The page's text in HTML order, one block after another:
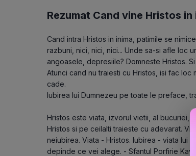
Rezumat Cand vine Hristos
Cand intra Hristos in inima, patimile se
razbuni, nici, nici, nici... Unde sa-si afle loc
angoasele, depresiile? Domneste Hristos.
Atunci cand nu traiesti cu Hristos, isi fac loc
cade.
Iubirea lui Dumnezeu pe toate le preface,
Hristos este viata, izvorul vietii, al bucuriei,
Hristos si pe ceilalti traieste cu adevarat.
neiubirea. Viata - Hristos. Iubirea - viata lui
depinde ce vei alege. - Sfantul Porfirie